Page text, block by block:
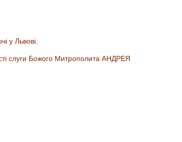
у Львові.
слуги Божого Митрополита АНДРЕЯ